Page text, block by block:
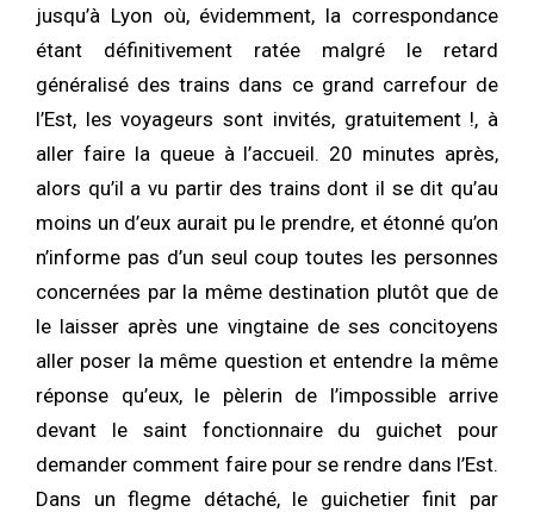
jusqu’à Lyon où, évidemment, la correspondance
étant définitivement ratée malgré le retard
généralisé des trains dans ce grand carrefour de
l’Est, les voyageurs sont invités, gratuitement !, à
aller faire la queue à l’accueil. 20 minutes après,
alors qu’il a vu partir des trains dont il se dit qu’au
moins un d’eux aurait pu le prendre, et étonné qu’on
n’informe pas d’un seul coup toutes les personnes
concernées par la même destination plutôt que de
le laisser après une vingtaine de ses concitoyens
aller poser la même question et entendre la même
réponse qu’eux, le pèlerin de l’impossible arrive
devant le saint fonctionnaire du guichet pour
demander comment faire pour se rendre dans l’Est.
Dans un flegme détaché, le guichetier finit par